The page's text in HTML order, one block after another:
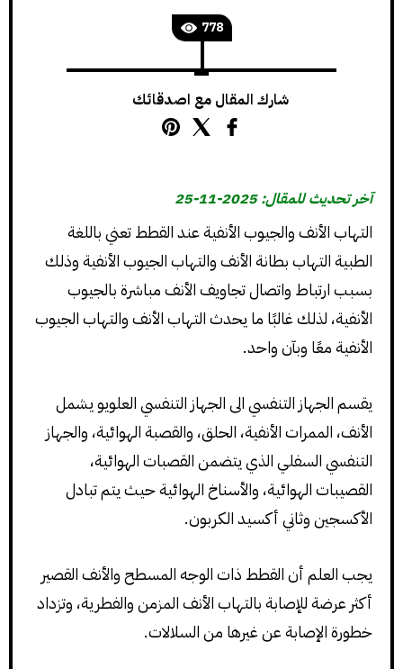
778
شارك المقال مع اصدقائك
آخر تحديث للمقال: 2025-11-25
التهاب الأنف والجيوب الأنفية عند القطط تعني باللغة
الطبية التهاب بطانة الأنف والتهاب الجيوب الأنفية وذلك
بسبب ارتباط واتصال تجاويف الأنف مباشرة بالجيوب
الأنفية، لذلك غالبًا ما يحدث التهاب الأنف والتهاب الجيوب
الأنفية معًا وبآن واحد.
يقسم الجهاز التنفسي الى الجهاز التنفسي العلويو يشمل
الأنف، الممرات الأنفية، الحلق، والقصبة الهوائية، والجهاز
التنفسي السفلي الذي يتضمن القصبات الهوائية،
القصيبات الهوائية، والأسناخ الهوائية حيث يتم تبادل
الأكسجين وثاني أكسيد الكربون.
يجب العلم أن القطط ذات الوجه المسطح والأنف القصير
أكثر عرضة للإصابة بالتهاب الأنف المزمن والفطرية، وتزداد
خطورة الإصابة عن غيرها من السلالات.